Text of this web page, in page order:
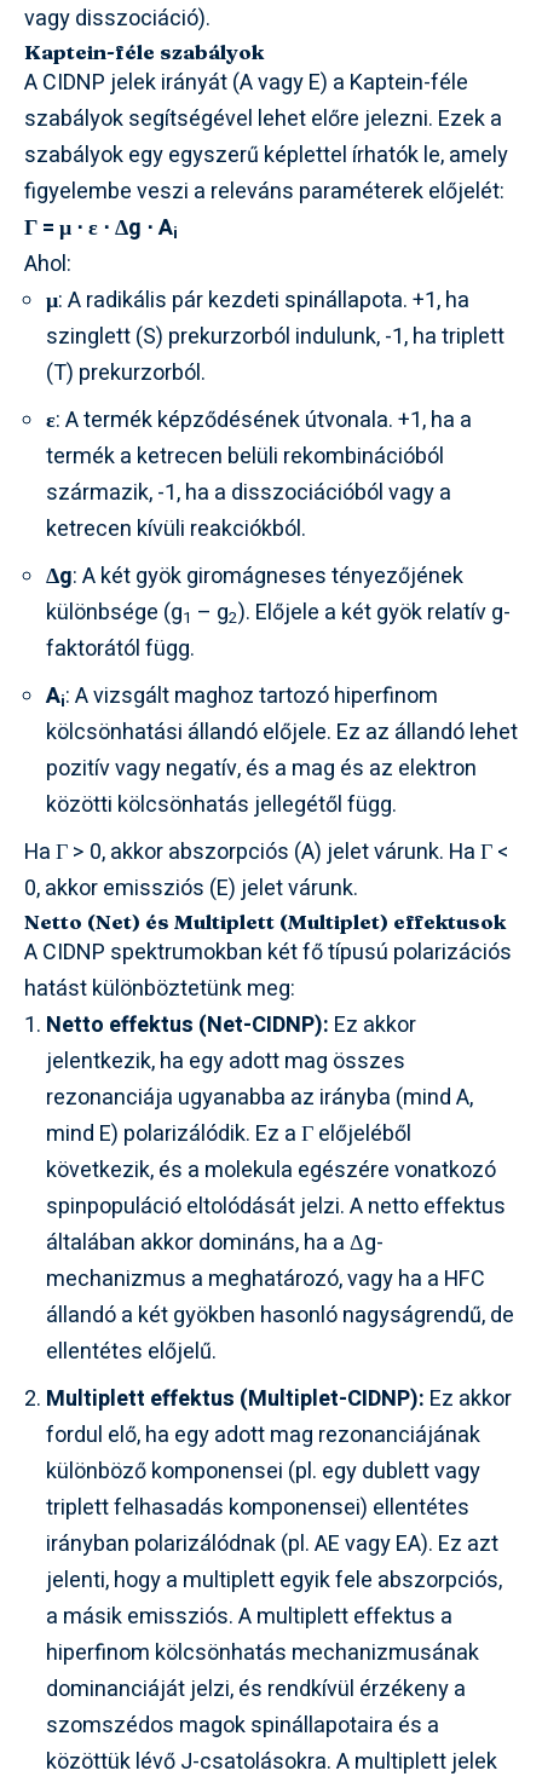
vagy disszociáció).
Kaptein-féle szabályok
A CIDNP jelek irányát (A vagy E) a Kaptein-féle
szabályok segítségével lehet előre jelezni. Ezek a
szabályok egy egyszerű képlettel írhatók le, amely
figyelembe veszi a releváns paraméterek előjelét:
Γ = μ ⋅ ε ⋅ Δg ⋅ Ai
Ahol:
μ: A radikális pár kezdeti spinállapota. +1, ha
szinglett (S) prekurzorból indulunk, -1, ha triplett
(T) prekurzorból.
ε: A termék képződésének útvonala. +1, ha a
termék a ketrecen belüli rekombinációból
származik, -1, ha a disszociációból vagy a
ketrecen kívüli reakciókból.
Δg: A két gyök giromágneses tényezőjének
különbsége (g1 – g2). Előjele a két gyök relatív g-
faktorától függ.
Ai: A vizsgált maghoz tartozó hiperfinom
kölcsönhatási állandó előjele. Ez az állandó lehet
pozitív vagy negatív, és a mag és az elektron
közötti kölcsönhatás jellegétől függ.
Ha Γ > 0, akkor abszorpciós (A) jelet várunk. Ha Γ <
0, akkor emissziós (E) jelet várunk.
Netto (Net) és Multiplett (Multiplet) effektusok
A CIDNP spektrumokban két fő típusú polarizációs
hatást különböztetünk meg:
Netto effektus (Net-CIDNP): Ez akkor
jelentkezik, ha egy adott mag összes
rezonanciája ugyanabba az irányba (mind A,
mind E) polarizálódik. Ez a Γ előjeléből
következik, és a molekula egészére vonatkozó
spinpopuláció eltolódását jelzi. A netto effektus
általában akkor domináns, ha a Δg-
mechanizmus a meghatározó, vagy ha a HFC
állandó a két gyökben hasonló nagyságrendű, de
ellentétes előjelű.
Multiplett effektus (Multiplet-CIDNP): Ez akkor
fordul elő, ha egy adott mag rezonanciájának
különböző komponensei (pl. egy dublett vagy
triplett felhasadás komponensei) ellentétes
irányban polarizálódnak (pl. AE vagy EA). Ez azt
jelenti, hogy a multiplett egyik fele abszorpciós,
a másik emissziós. A multiplett effektus a
hiperfinom kölcsönhatás mechanizmusának
dominanciáját jelzi, és rendkívül érzékeny a
szomszédos magok spinállapotaira és a
közöttük lévő J-csatolásokra. A multiplett jelek